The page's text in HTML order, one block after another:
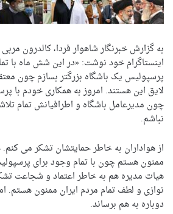
به گزارش خبرنگار شاهوار فردا، کالدرون
اینستاگرام خود نوشت: «در این شش ماه با
پرسپولیس یک باشگاه بزرگتر بسازم چون
لایق این هستند. امروز به همکاری خودم با
چون مدیرعامل باشگاه و اطرافیانش تمام
نباشم.
از هواداران به خاطر حمایتشان تشکر می کنم.
ممنون هستم چون با تمام وجود برای
هیات مدیره هم به خاطر اعتماد و شجاعت
نوازی و لطف تمام مردم ایران ممنون هستم.
دوباره به هم برساند.